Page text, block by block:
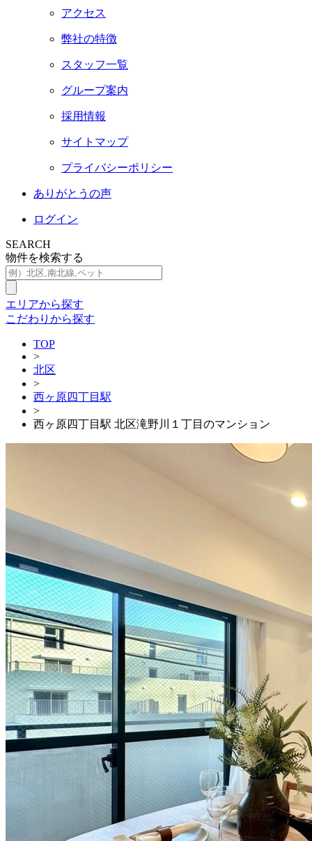
アクセス
弊社の特徴
スタッフ一覧
グループ案内
採用情報
サイトマップ
プライバシーポリシー
ありがとうの声
ログイン
SEARCH
物件を検索する
エリアから探す
こだわりから探す
TOP
>
北区
>
西ヶ原四丁目駅
>
西ヶ原四丁目駅 北区滝野川１丁目のマンション